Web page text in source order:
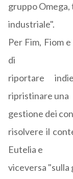
gruppo
industriale".
Per Fim, Fiom
di
riportare
ripristinare una
gestione dei
risolvere il
Eutelia e
viceversa